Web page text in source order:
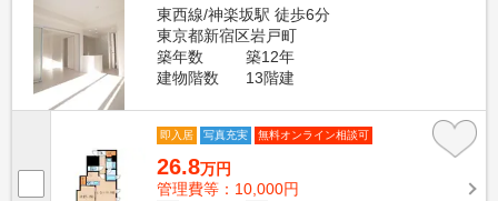
東西線/神楽坂駅 徒歩6分
東京都新宿区岩戸町
築年数
築12年
建物階数
13階建
即入居 写真充実 無料オンライン相談可
26.8万円
管理費等：10,000円